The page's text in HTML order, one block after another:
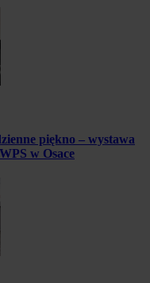
piękno – wystawa
w Osace